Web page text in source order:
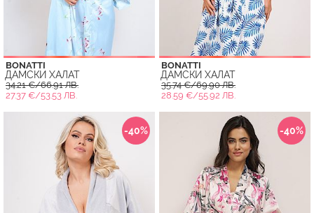
BONATTI
ДАМСКИ ХАЛАТ
34.21 €/66.91 ЛВ.
27.37 €/53.53 ЛВ.
BONATTI
ДАМСКИ ХАЛАТ
35.74 €/69.90 ЛВ.
28.59 €/55.92 ЛВ.
-40% -40%